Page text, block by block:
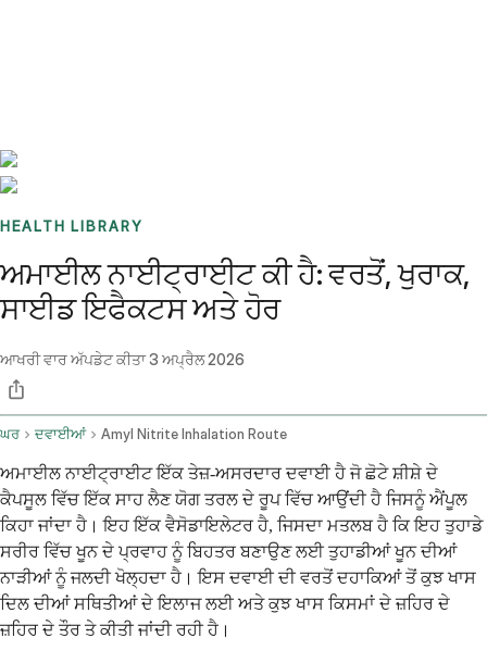
HEALTH LIBRARY
ਅਮਾਈਲ ਨਾਈਟ੍ਰਾਈਟ ਕੀ ਹੈ: ਵਰਤੋਂ, ਖੁਰਾਕ,
ਸਾਈਡ ਇਫੈਕਟਸ ਅਤੇ ਹੋਰ
ਆਖਰੀ ਵਾਰ ਅੱਪਡੇਟ ਕੀਤਾ3 ਅਪ੍ਰੈਲ 2026
ਘਰ ਦਵਾਈਆਂ Amyl Nitrite Inhalation Route
ਅਮਾਈਲ ਨਾਈਟ੍ਰਾਈਟ ਇੱਕ ਤੇਜ਼-ਅਸਰਦਾਰ ਦਵਾਈ ਹੈ ਜੋ ਛੋਟੇ ਸ਼ੀਸ਼ੇ ਦੇ
ਕੈਪਸੂਲ ਵਿੱਚ ਇੱਕ ਸਾਹ ਲੈਣ ਯੋਗ ਤਰਲ ਦੇ ਰੂਪ ਵਿੱਚ ਆਉਂਦੀ ਹੈ ਜਿਸਨੂੰ ਐਂਪੂਲ
ਕਿਹਾ ਜਾਂਦਾ ਹੈ। ਇਹ ਇੱਕ ਵੈਸੋਡਾਇਲੇਟਰ ਹੈ, ਜਿਸਦਾ ਮਤਲਬ ਹੈ ਕਿ ਇਹ ਤੁਹਾਡੇ
ਸਰੀਰ ਵਿੱਚ ਖੂਨ ਦੇ ਪ੍ਰਵਾਹ ਨੂੰ ਬਿਹਤਰ ਬਣਾਉਣ ਲਈ ਤੁਹਾਡੀਆਂ ਖੂਨ ਦੀਆਂ
ਨਾੜੀਆਂ ਨੂੰ ਜਲਦੀ ਖੋਲ੍ਹਦਾ ਹੈ। ਇਸ ਦਵਾਈ ਦੀ ਵਰਤੋਂ ਦਹਾਕਿਆਂ ਤੋਂ ਕੁਝ ਖਾਸ
ਦਿਲ ਦੀਆਂ ਸਥਿਤੀਆਂ ਦੇ ਇਲਾਜ ਲਈ ਅਤੇ ਕੁਝ ਖਾਸ ਕਿਸਮਾਂ ਦੇ ਜ਼ਹਿਰ ਦੇ
ਜ਼ਹਿਰ ਦੇ ਤੌਰ ਤੇ ਕੀਤੀ ਜਾਂਦੀ ਰਹੀ ਹੈ।